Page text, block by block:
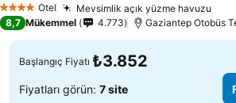
4 Yıldız Otel Mevsimlik açık yüzme havuzu
8,7 Mükemmel 4.773 Gaziantep Otobüs
Başlangıç Fiyatı ₺3.852
Fiyatları görün: 7 site